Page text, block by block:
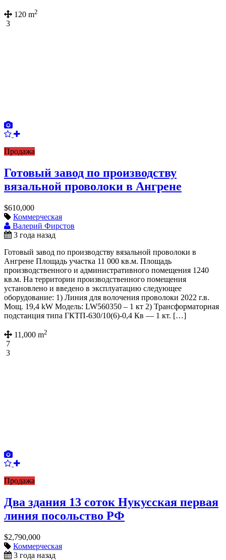
120 m2
3
Продажа
Готовый завод по производству
вязальной проволоки в Ангрене
$610,000
Коммерческая
Валерий Фирстов
3 года назад
Готовый завод по производству вязальной проволоки в
Ангрене Площадь участка 11 000 кв.м. Площадь
производственного и административного помещения 1240
кв.м. На территории производственного помещения
установлено и введено в эксплуатацию следующее
оборудование: 1) Линия для волочения проволоки 2022 г.в.
Мощ. 19,4 kW Модель: LW560350 – 1 кт 2) Трансформаторная
подстанция типа ГКТП-630/10(6)-0,4 Кв — 1 кт. […]
11,000 m2
7
3
Продажа
Два здания 13 соток Нукусская первая
линия посольство РФ
$2,790,000
Коммерческая
3 года назад